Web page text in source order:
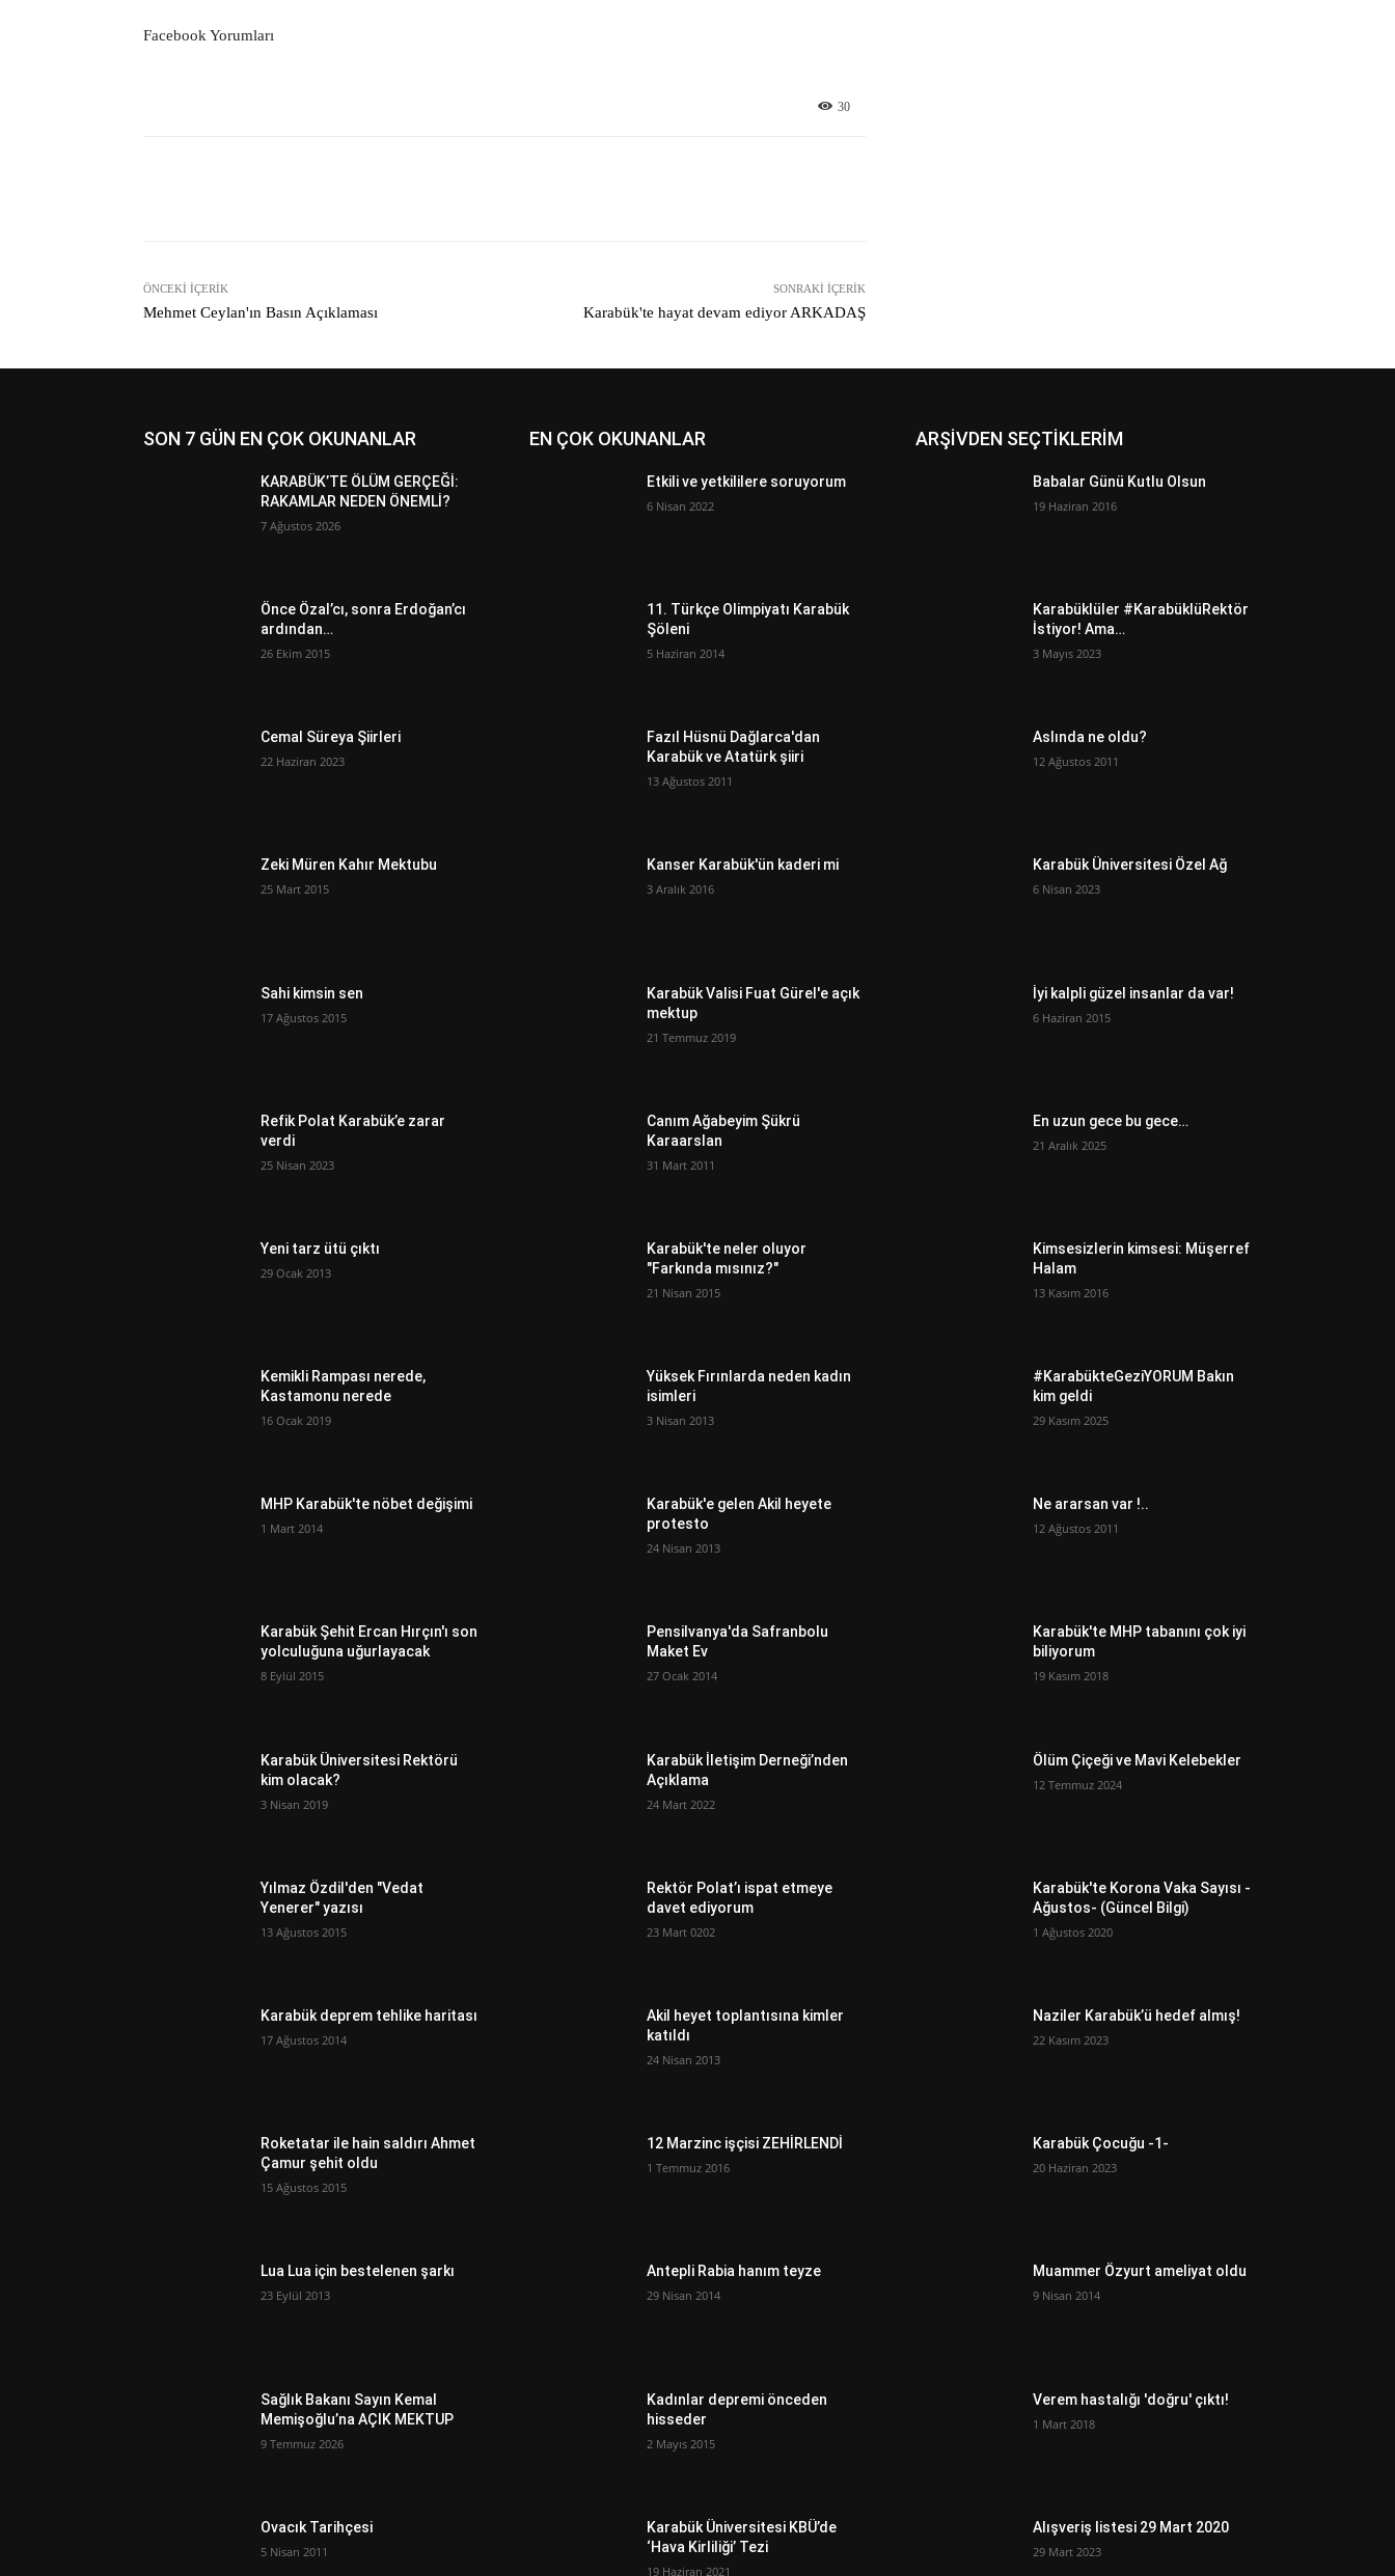
Facebook Yorumları
30
ÖNCEKI İÇERIK
Mehmet Ceylan'ın Basın Açıklaması
SONRAKI İÇERIK
Karabük'te hayat devam ediyor ARKADAŞ
SON 7 GÜN EN ÇOK OKUNANLAR
KARABÜK’TE ÖLÜM GERÇEĞİ:
RAKAMLAR NEDEN ÖNEMLİ?
7 Ağustos 2026
Önce Özal’cı, sonra Erdoğan’cı
ardından…
26 Ekim 2015
Cemal Süreya Şiirleri
22 Haziran 2023
Zeki Müren Kahır Mektubu
25 Mart 2015
Sahi kimsin sen
17 Ağustos 2015
Refik Polat Karabük’e zarar
verdi
25 Nisan 2023
Yeni tarz ütü çıktı
29 Ocak 2013
Kemikli Rampası nerede,
Kastamonu nerede
16 Ocak 2019
MHP Karabük'te nöbet değişimi
1 Mart 2014
Karabük Şehit Ercan Hırçın'ı son
yolculuğuna uğurlayacak
8 Eylül 2015
Karabük Üniversitesi Rektörü
kim olacak?
3 Nisan 2019
Yılmaz Özdil'den "Vedat
Yenerer" yazısı
13 Ağustos 2015
Karabük deprem tehlike haritası
17 Ağustos 2014
Roketatar ile hain saldırı Ahmet
Çamur şehit oldu
15 Ağustos 2015
Lua Lua için bestelenen şarkı
23 Eylül 2013
Sağlık Bakanı Sayın Kemal
Memişoğlu’na AÇIK MEKTUP
9 Temmuz 2026
Ovacık Tarihçesi
5 Nisan 2011
EN ÇOK OKUNANLAR
Etkili ve yetkililere soruyorum
6 Nisan 2022
11. Türkçe Olimpiyatı Karabük
Şöleni
5 Haziran 2014
Fazıl Hüsnü Dağlarca'dan
Karabük ve Atatürk şiiri
13 Ağustos 2011
Kanser Karabük'ün kaderi mi
3 Aralık 2016
Karabük Valisi Fuat Gürel'e açık
mektup
21 Temmuz 2019
Canım Ağabeyim Şükrü
Karaarslan
31 Mart 2011
Karabük'te neler oluyor
"Farkında mısınız?"
21 Nisan 2015
Yüksek Fırınlarda neden kadın
isimleri
3 Nisan 2013
Karabük'e gelen Akil heyete
protesto
24 Nisan 2013
Pensilvanya'da Safranbolu
Maket Ev
27 Ocak 2014
Karabük İletişim Derneği’nden
Açıklama
24 Mart 2022
Rektör Polat’ı ispat etmeye
davet ediyorum
23 Mart 0202
Akil heyet toplantısına kimler
katıldı
24 Nisan 2013
12 Marzinc işçisi ZEHİRLENDİ
1 Temmuz 2016
Antepli Rabia hanım teyze
29 Nisan 2014
Kadınlar depremi önceden
hisseder
2 Mayıs 2015
Karabük Üniversitesi KBÜ’de
‘Hava Kirliliği’ Tezi
19 Haziran 2021
ARŞİVDEN SEÇTİKLERİM
Babalar Günü Kutlu Olsun
19 Haziran 2016
Karabüklüler #KarabüklüRektör
İstiyor! Ama…
3 Mayıs 2023
Aslında ne oldu?
12 Ağustos 2011
Karabük Üniversitesi Özel Ağ
6 Nisan 2023
İyi kalpli güzel insanlar da var!
6 Haziran 2015
En uzun gece bu gece…
21 Aralık 2025
Kimsesizlerin kimsesi: Müşerref
Halam
13 Kasım 2016
#KarabükteGeziYORUM Bakın
kim geldi
29 Kasım 2025
Ne ararsan var !..
12 Ağustos 2011
Karabük'te MHP tabanını çok iyi
biliyorum
19 Kasım 2018
Ölüm Çiçeği ve Mavi Kelebekler
12 Temmuz 2024
Karabük'te Korona Vaka Sayısı -
Ağustos- (Güncel Bilgi)
1 Ağustos 2020
Naziler Karabük’ü hedef almış!
22 Kasım 2023
Karabük Çocuğu -1-
20 Haziran 2023
Muammer Özyurt ameliyat oldu
9 Nisan 2014
Verem hastalığı 'doğru' çıktı!
1 Mart 2018
Alışveriş listesi 29 Mart 2020
29 Mart 2023